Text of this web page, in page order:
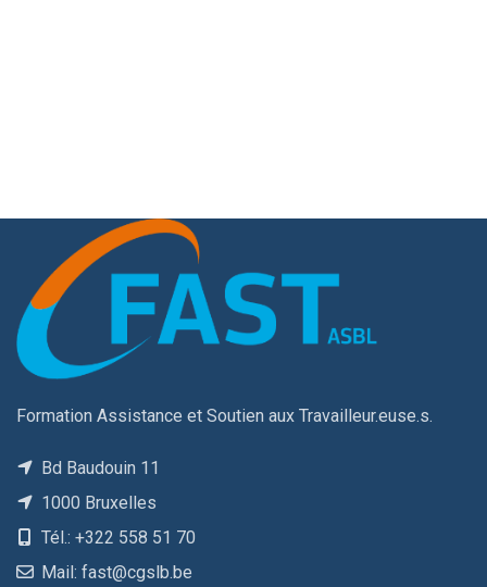
Formation Assistance et Soutien aux Travailleur.euse.s.
Bd Baudouin 11
1000 Bruxelles
Tél.: +322 558 51 70
Mail: fast@cgslb.be